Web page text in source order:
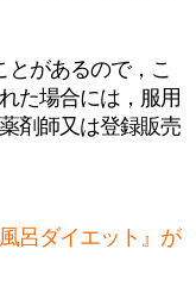
とがあるので，こ
た場合には，服用
剤師又は登録販売
呂ダイエット』が